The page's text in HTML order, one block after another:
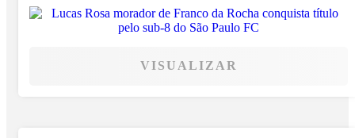
VISUALIZAR